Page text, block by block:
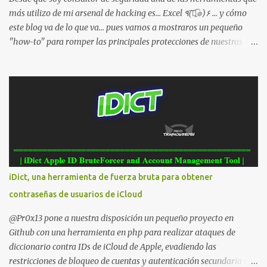
Visualiza la información detallada d...
más utilizo de mi arsenal de hacking es... Excel ٩(͡๏̯͡๏)۶ ... y cómo
este blog va de lo que va... pues vamos a mostraros un pequeño
"how-to" para romper las principales protecciones de nuestras
iDict, una herramienta de fuerza bruta para obtener
contraseñas de usuarios de iCloud
@Pr0x13 pone a nuestra disposición un pequeño proyecto en
Github con una herramienta en php para realizar ataques de
diccionario contra IDs de iCloud de Apple, evadiendo las
restricciones de bloqueo de cuentas y autenticación secundaria en